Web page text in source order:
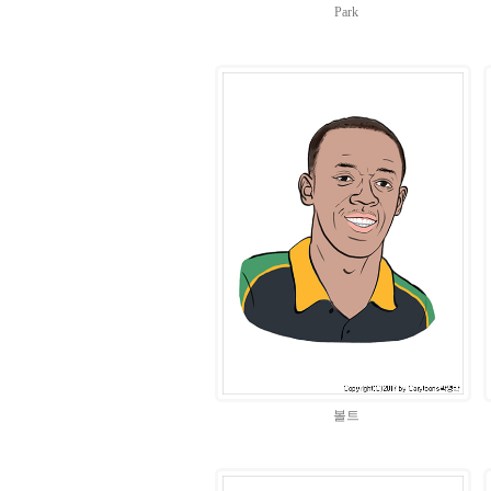
Park
볼트